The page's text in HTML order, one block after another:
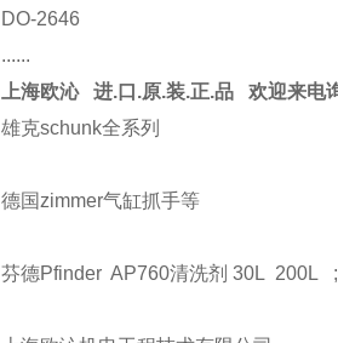
DO-2646
......
上海欧沁 进.口.原.装.正.品 欢迎来电
雄克schunk全系列
德国zimmer气缸抓手等
芬德Pfinder AP760清洗剂 30L 200L